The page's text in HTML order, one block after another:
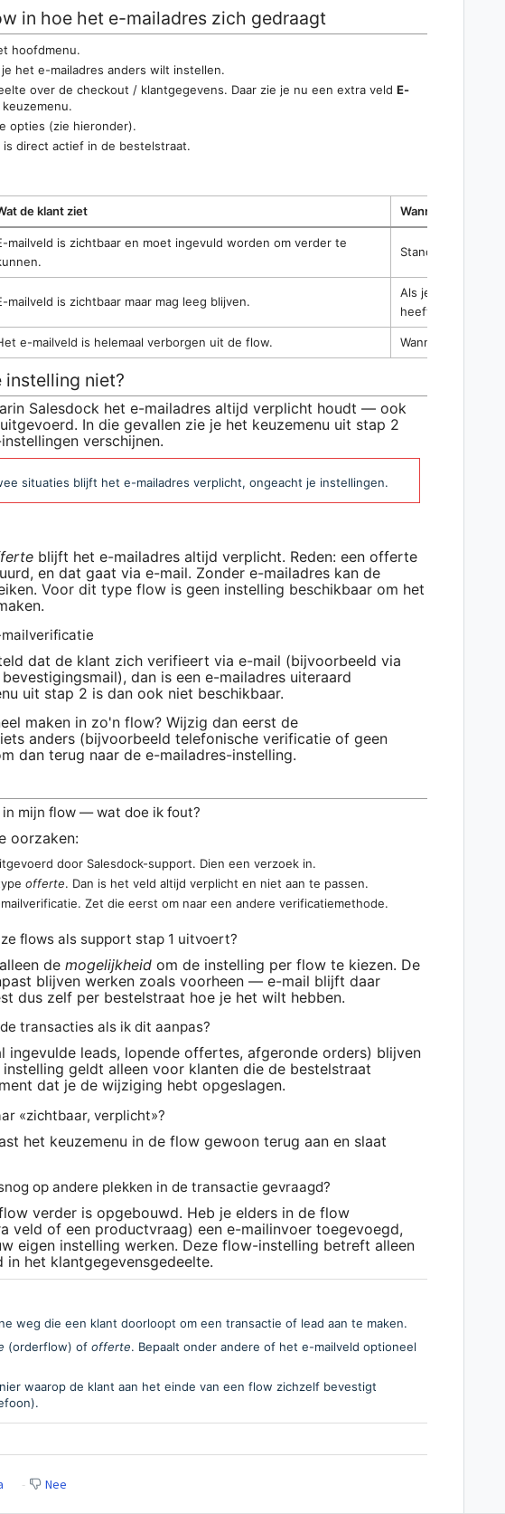
in hoe het e-mailadres zich gedraagt
hoofdmenu.
het e-mailadres anders wilt instellen.
over de checkout / klantgegevens. Daar zie je nu een extra veld E-
opties (zie hieronder).
is direct actief in de bestelstraat.
de klant ziet Wanneer kiezen?
mailveld is zichtbaar en moet ingevuld worden om verder te
Standaardgedrag
mailveld is zichtbaar maar mag leeg blijven.
Als je liever wel
heeft.
e-mailveld is helemaal verborgen uit de flow. Wanneer e-mail
instelling niet?
Salesdock het e-mailadres altijd verplicht houdt — ook
In die gevallen zie je het keuzemenu uit stap 2
verschijnen.
situaties blijft het e-mailadres verplicht, ongeacht je instellingen.
blijft het e-mailadres altijd verplicht. Reden: een offerte
en dat gaat via e-mail. Zonder e-mailadres kan de
Voor dit type flow is geen instelling beschikbaar om het
dat de klant zich verifieert via e-mail (bijvoorbeeld via
dan is een e-mailadres uiteraard
uit stap 2 is dan ook niet beschikbaar.
maken in zo'n flow? Wijzig dan eerst de
anders (bijvoorbeeld telefonische verificatie of geen
dan terug naar de e-mailadres-instelling.
mijn flow — wat doe ik fout?
oorzaken:
door Salesdock-support. Dien een verzoek in.
offerte. Dan is het veld altijd verplicht en niet aan te passen.
Zet die eerst om naar een andere verificatiemethode.
flows als support stap 1 uitvoert?
de mogelijkheid om de instelling per flow te kiezen. De
blijven werken zoals voorheen — e-mail blijft daar
dus zelf per bestelstraat hoe je het wilt hebben.
transacties als ik dit aanpas?
ingevulde leads, lopende offertes, afgeronde orders) blijven
geldt alleen voor klanten die de bestelstraat
dat je de wijziging hebt opgeslagen.
«zichtbaar, verplicht»?
het keuzemenu in de flow gewoon terug aan en slaat
op andere plekken in de transactie gevraagd?
verder is opgebouwd. Heb je elders in de flow
veld of een productvraag) een e-mailinvoer toegevoegd,
eigen instelling werken. Deze flow-instelling betreft alleen
in het klantgegevensgedeelte.
weg die een klant doorloopt om een transactie of lead aan te maken.
(orderflow) of offerte. Bepaalt onder andere of het e-mailveld optioneel
waarop de klant aan het einde van een flow zichzelf bevestigt
Nee